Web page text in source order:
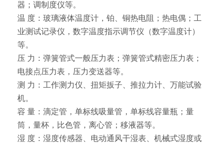
器；调制度仪等。
温 度：玻璃液体温度计，铂、铜热电阻；热电偶；工
业测试记录仪，数字温度指示调节仪（数字温度计）
等。
压 力：弹簧管式一般压力表；弹簧管式精密压力表；
电接点压力表，压力变送器等。
测 力：工作测力仪、扭矩扳子、推拉力计、万能试验
机。
容 量：滴定管，单标线吸量管，单标线容量瓶；量
筒，量杯，比色管，离心管；移液器等。
湿 度：湿度传感器、电动通风干湿表、机械式湿度或